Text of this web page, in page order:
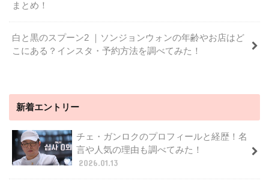
まとめ！
白と黒のスプーン2 ｜ソンジョンウォンの年齢やお店はど
こにある？インスタ・予約方法を調べてみた！
新着エントリー
チェ・ガンロクのプロフィールと経歴！名
言や人気の理由も調べてみた！
2026.01.13